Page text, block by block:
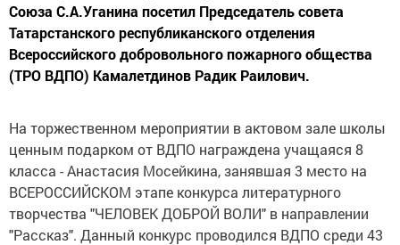
Союза С.А.Уганина посетил Председатель совета
Татарстанского республиканского отделения
Всероссийского добровольного пожарного общества
(ТРО ВДПО) Камалетдинов Радик Раилович.
На торжественном мероприятии в актовом зале школы
ценным подарком от ВДПО награждена учащаяся 8
класса - Анастасия Мосейкина, занявшая 3 место на
ВСЕРОССИЙСКОМ этапе конкурса литературного
творчества "ЧЕЛОВЕК ДОБРОЙ ВОЛИ" в направлении
"Рассказ". Данный конкурс проводился ВДПО среди 43